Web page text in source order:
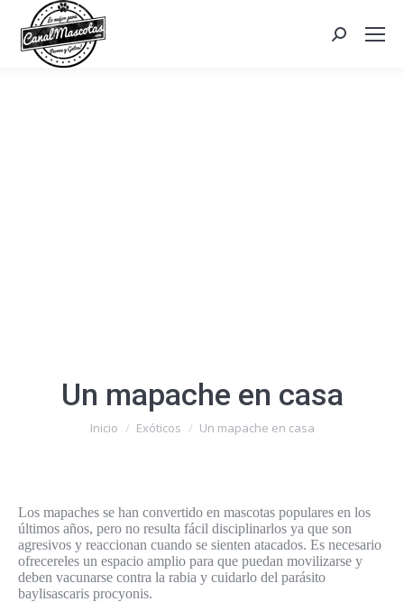
Search:
Un mapache en casa
Estás aquí:
Inicio Exóticos Un mapache en casa
Los mapaches se han convertido en mascotas populares en los
últimos años, pero no resulta fácil disciplinarlos ya que son
agresivos y reaccionan cuando se sienten atacados. Es necesario
ofrecereles un espacio amplio para que puedan movilizarse y
deben vacunarse contra la rabia y cuidarlo del parásito
baylisascaris procyonis.